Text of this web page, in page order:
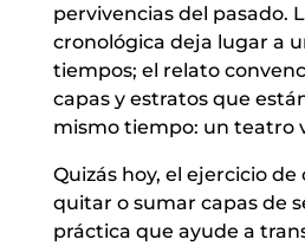
pervivencias del pasado.
cronológica deja lugar a
tiempos; el relato
capas y estratos que
mismo tiempo: un teatro
Quizás hoy, el ejercicio de
quitar o sumar capas de
práctica que ayude a